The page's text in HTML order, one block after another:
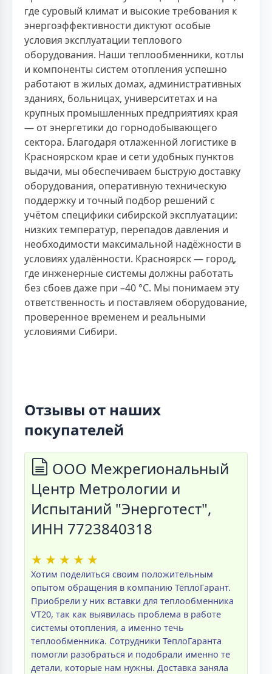
где суровый климат и высокие требования к
энергоэффективности диктуют особые
условия эксплуатации теплового
оборудования. Наши теплообменники, котлы
и компоненты систем отопления успешно
работают в жилых домах, административных
зданиях, больницах, университетах и на
крупных промышленных предприятиях края
— от энергетики до горнодобывающего
сектора. Благодаря отлаженной логистике в
Красноярском крае и сети удобных пунктов
выдачи, мы обеспечиваем быструю доставку
оборудования, оперативную техническую
поддержку и точный подбор решений с
учётом специфики сибирской эксплуатации:
низких температур, перепадов давления и
необходимости максимальной надёжности в
условиях удалённости. Красноярск — город,
где инженерные системы должны работать
без сбоев даже при –40 °C. Мы понимаем эту
ответственность и поставляем оборудование,
проверенное временем и реальными
условиями Сибири.
Отзывы от наших
покупателей
ООО Межрегиональный
Центр Метрологии и
Испытаний "Энерготест",
ИНН 7723840318
★ ★ ★ ★ ★
Хотим поделиться своим положительным
опытом обращения в компанию ТеплоГарант.
Приобрели у них вставки для теплообменника
VT20, так как выявилась проблема в работе
системы отопления, а именно течь
теплообменника. Сотрудники ТеплоГаранта
помогли разобраться и подобрали именно те
детали, которые нам нужны. Доставка заняла